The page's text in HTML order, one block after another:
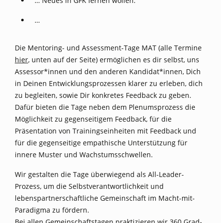
…
Die Mentoring- und Assessment-Tage MAT (alle Termine
hier, unten auf der Seite) ermöglichen es dir selbst, uns
Assessor*innen und den anderen Kandidat*innen, Dich
in Deinen Entwicklungsprozessen klarer zu erleben, dich
zu begleiten, sowie Dir konkretes Feedback zu geben.
Dafür bieten die Tage neben dem Plenumsprozess die
Möglichkeit zu gegenseitigem Feedback, für die
Präsentation von Trainingseinheiten mit Feedback und
für die gegenseitige empathische Unterstützung für
innere Muster und Wachstumsschwellen.
Wir gestalten die Tage überwiegend als All-Leader-
Prozess, um die Selbstverantwortlichkeit und
lebenspartnerschaftliche Gemeinschaft im Macht-mit-
Paradigma zu fördern.